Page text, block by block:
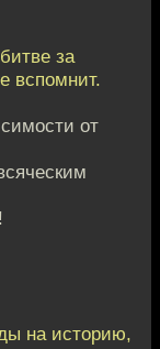
за
вспомнит.
от
на историю,